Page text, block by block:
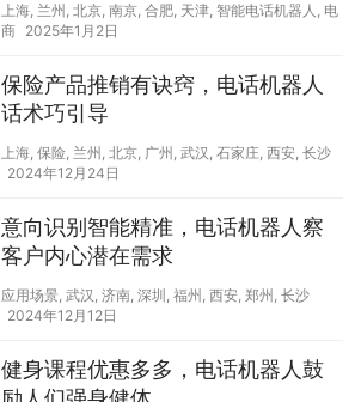
上海, 兰州 , 北京, 南京, 合肥, 天津, 智能电话机器人 , 电
商 2025年1月2日
保险产品推销有诀窍，电话机器人
话术巧引导
上海, 保险, 兰州 , 北京, 广州 , 武汉 , 石家庄, 西安, 长沙
2024年12月24日
意向识别智能精准，电话机器人察
客户内心潜在需求
应用场景, 武汉 , 济南, 深圳 , 福州 , 西安, 郑州 , 长沙
2024年12月12日
健身课程优惠多多，电话机器人鼓